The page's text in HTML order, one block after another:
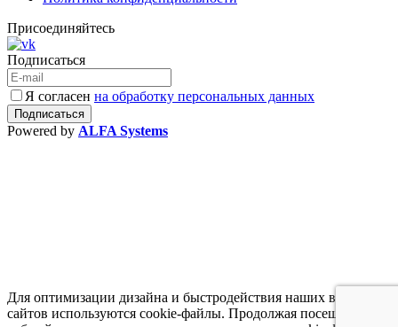
Присоединяйтесь
Подписаться
Я согласен на обработку персональных данных
Powered by ALFA Systems
Для оптимизации дизайна и быстродействия наших веб-
сайтов используются cookie-файлы. Продолжая посещение